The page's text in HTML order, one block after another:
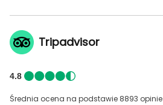
Tripadvisor
4.8
Średnia ocena na podstawie 8893 opinie